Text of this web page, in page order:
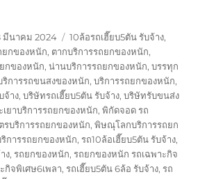
น
มีนาคม 2024
ป้าย
กำกับ
10ล้อรถเฮี๊ยบ5ตัน รับจ้าง,
ยกของหนัก, ตากบริการรถยกของหนัก,
กของหนัก,น่านบริการรถยกของหนัก,บรรทุก
ริการรถขนสงของหนัก,บริการรถยกของหนัก,
จ้าง,บริษัทรถเฮี๊ยบ5ตัน รับจ้าง,บริษัทรับขนส่ง
เยาบริการรถยกของหนัก,พิกัดจอด รถ
รบริการรถยกของหนัก,พิษณุโลกบริการรถยก
การรถยกของหนัก,รถ10ล้อเฮี๊ยบ5ตัน รับจ้าง,
ง,รถยกของหนัก,รถยกของหนัก รถเฉพาะกิจ
กิจพิเศษ6เพลา,รถเฮี๊ยบ5ตัน 6ล้อ รับจ้าง,รถ